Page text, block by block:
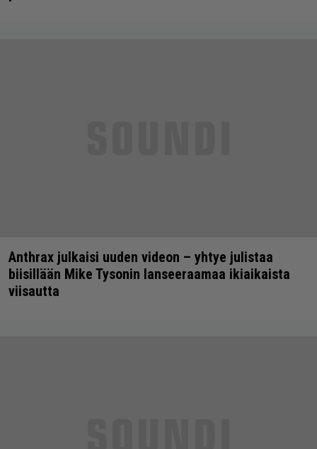
Anthrax julkaisi uuden videon – yhtye julistaa
biisillään Mike Tysonin lanseeraamaa ikiaikaista
viisautta